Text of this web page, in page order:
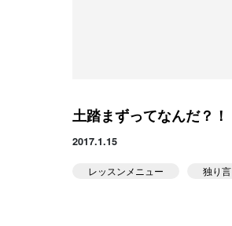
土踏まずってなんだ？！
2017.1.15
レッスンメニュー 独り言